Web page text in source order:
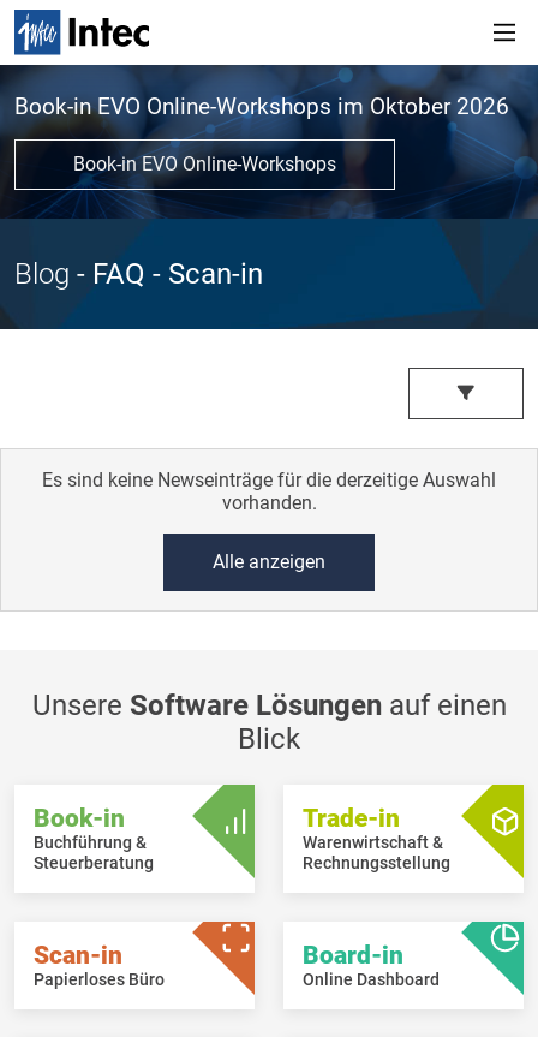
Book-in EVO Online-Workshops im Oktober 2026
Book-in EVO Online-Workshops
Blog - FAQ - Scan-in
Es sind keine Newseinträge für die derzeitige Auswahl
vorhanden.
Alle anzeigen
Unsere Software Lösungenauf einen
Blick
Book-in
Buchführung &
Steuerberatung
Trade-in
Warenwirtschaft &
Rechnungsstellung
Scan-in
Papierloses Büro
Board-in
Online Dashboard